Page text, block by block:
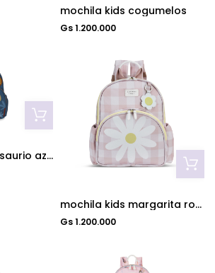
mochila kids cogumelos
Gs 1.200.000
mochila kids dinosaurio azul
mochila kids margarita rosa
Gs 1.200.000